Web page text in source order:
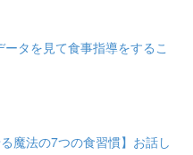
タを見て食事指導をするこ
魔法の7つの食習慣】お話し